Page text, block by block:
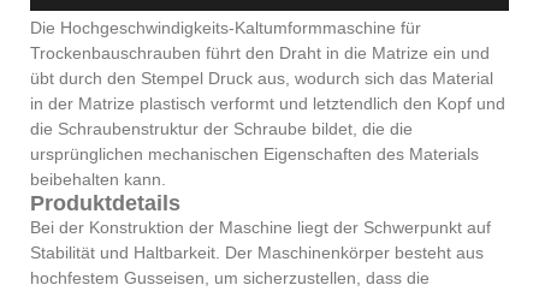
Die Hochgeschwindigkeits-Kaltumformmaschine für
Trockenbauschrauben führt den Draht in die Matrize ein und
übt durch den Stempel Druck aus, wodurch sich das Material
in der Matrize plastisch verformt und letztendlich den Kopf und
die Schraubenstruktur der Schraube bildet, die die
ursprünglichen mechanischen Eigenschaften des Materials
beibehalten kann.
Produktdetails
Bei der Konstruktion der Maschine liegt der Schwerpunkt auf
Stabilität und Haltbarkeit. Der Maschinenkörper besteht aus
hochfestem Gusseisen, um sicherzustellen, dass die